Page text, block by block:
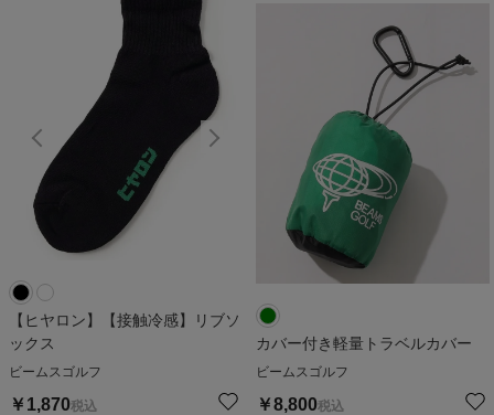
【ヒヤロン】【接触冷感】リブソ
ックス
ビームスゴルフ
￥ 1,870税込
カバー付き軽量トラベルカバー
ビームスゴルフ
￥8,800税込